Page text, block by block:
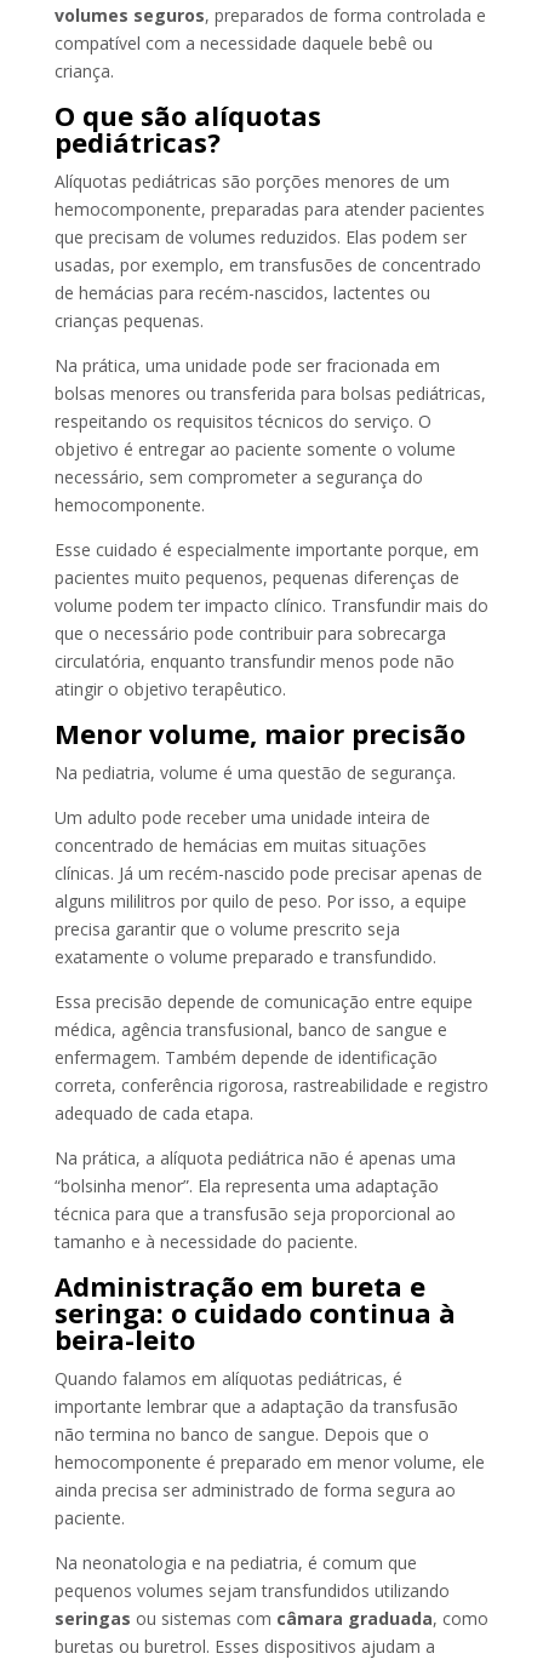
volumes seguros, preparados de forma controlada e
compatível com a necessidade daquele bebê ou
criança.
O que são alíquotas
pediátricas?
Alíquotas pediátricas são porções menores de um
hemocomponente, preparadas para atender pacientes
que precisam de volumes reduzidos. Elas podem ser
usadas, por exemplo, em transfusões de concentrado
de hemácias para recém-nascidos, lactentes ou
crianças pequenas.
Na prática, uma unidade pode ser fracionada em
bolsas menores ou transferida para bolsas pediátricas,
respeitando os requisitos técnicos do serviço. O
objetivo é entregar ao paciente somente o volume
necessário, sem comprometer a segurança do
hemocomponente.
Esse cuidado é especialmente importante porque, em
pacientes muito pequenos, pequenas diferenças de
volume podem ter impacto clínico. Transfundir mais do
que o necessário pode contribuir para sobrecarga
circulatória, enquanto transfundir menos pode não
atingir o objetivo terapêutico.
Menor volume, maior precisão
Na pediatria, volume é uma questão de segurança.
Um adulto pode receber uma unidade inteira de
concentrado de hemácias em muitas situações
clínicas. Já um recém-nascido pode precisar apenas de
alguns mililitros por quilo de peso. Por isso, a equipe
precisa garantir que o volume prescrito seja
exatamente o volume preparado e transfundido.
Essa precisão depende de comunicação entre equipe
médica, agência transfusional, banco de sangue e
enfermagem. Também depende de identificação
correta, conferência rigorosa, rastreabilidade e registro
adequado de cada etapa.
Na prática, a alíquota pediátrica não é apenas uma
“bolsinha menor”. Ela representa uma adaptação
técnica para que a transfusão seja proporcional ao
tamanho e à necessidade do paciente.
Administração em bureta e
seringa: o cuidado continua à
beira-leito
Quando falamos em alíquotas pediátricas, é
importante lembrar que a adaptação da transfusão
não termina no banco de sangue. Depois que o
hemocomponente é preparado em menor volume, ele
ainda precisa ser administrado de forma segura ao
paciente.
Na neonatologia e na pediatria, é comum que
pequenos volumes sejam transfundidos utilizando
seringas ou sistemas com câmara graduada, como
buretas ou buretrol. Esses dispositivos ajudam a